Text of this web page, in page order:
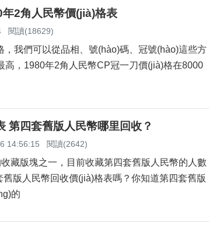
2角人民幣價(jià)格表
閱讀(18629)
們可以從品相、號(hào)碼、冠號(hào)這些方
，1980年2角人民幣CP冠一刀價(jià)格在8000
套舊版人民幣哪里回收？
14:56:15 閱讀(2642)
藏版塊之一，目前收藏第四套舊版人民幣的人數
套舊版人民幣回收價(jià)格表嗎？你知道第四套舊版
的